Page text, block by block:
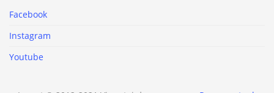
Facebook
Instagram
Youtube